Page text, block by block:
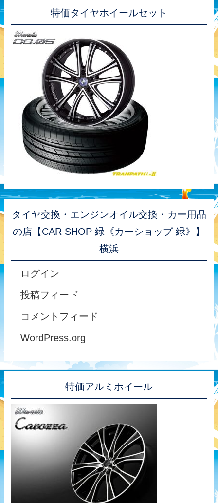
特価タイヤホイールセット
タイヤ交換・エンジンオイル交換・カー用品
の店【CAR SHOP 緑《カーショップ 緑》】
横浜
ログイン
投稿フィード
コメントフィード
WordPress.org
特価アルミホイール